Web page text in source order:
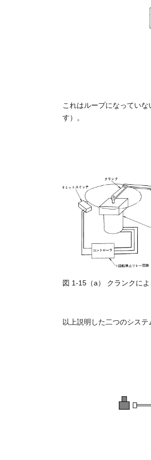
これはループになってい
す）。
図 1-15（a） クランクによ
以上説明した二つのシス